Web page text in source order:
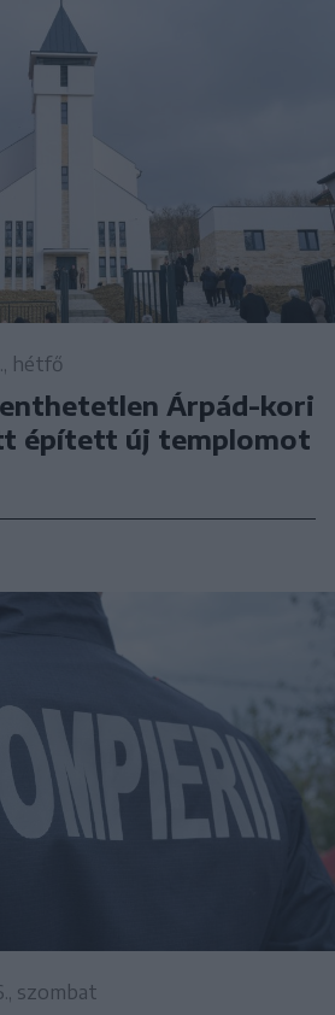
hétfő
Árpád-kori
épített új templomot
szombat